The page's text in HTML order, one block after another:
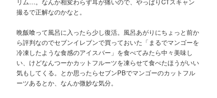
撮るで正解なのかなと。
晩飯喰って風呂に入ったら少し復活。風呂あがりにちょっと前か
ら評判なのでセブンイレブンで買っておいた「まるでマンゴーを
冷凍したような食感のアイスバー」を食べてみたら中々美味し
い、けどなんつーかカットフルーツを凍らせて食べたほうがいい
気もしてくる。とか思ったらセブンPBでマンゴーのカットフル
ーツあるとか、なんか微妙な気分。